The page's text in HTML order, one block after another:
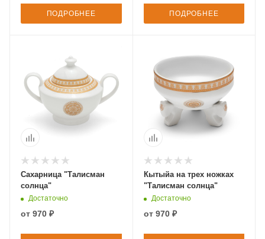
ПОДРОБНЕЕ ПОДРОБНЕЕ
Сахарница "Талисман
солнца"
Достаточно
от 970 ₽
Кытыйа на трех ножках
"Талисман солнца"
Достаточно
от 970 ₽